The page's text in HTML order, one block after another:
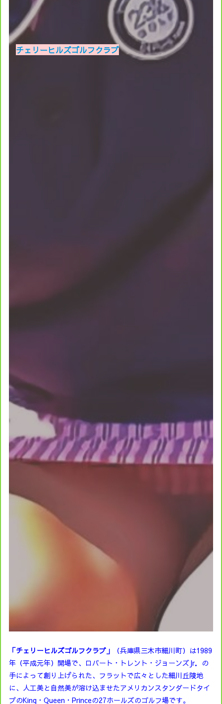
チェリーヒルズゴルフクラブ
「チェリーヒルズゴルフクラブ」
（兵庫県三木市細川町）は1989
年（平成元年）開場で、ロバート・トレント・ジョーンズJr．の
手によって創り上げられた、フラットで広々とした細川丘陵地
に、人工美と自然美が溶け込ませたアメリカンスタンダードタイ
プのKing・Queen・Princeの27ホールズのゴルフ場です。